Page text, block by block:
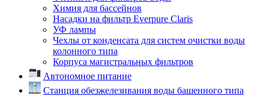
Химия для бассейнов
Насадки на фильтр Everpure Claris
УФ лампы
Чехлы от конденсата для систем очистки воды
колонного типа
Корпуса магистральных фильтров
Автономное питание
Станция обезжелезивания воды башенного типа